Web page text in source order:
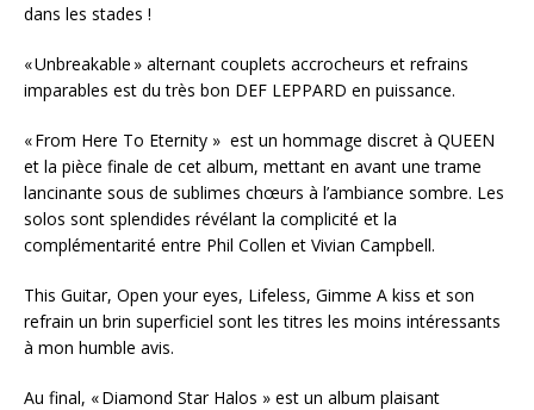
dans les stades !
« Unbreakable » alternant couplets accrocheurs et refrains
imparables est du très bon DEF LEPPARD en puissance.
« From Here To Eternity » est un hommage discret à QUEEN
et la pièce finale de cet album, mettant en avant une trame
lancinante sous de sublimes chœurs à l’ambiance sombre. Les
solos sont splendides révélant la complicité et la
complémentarité entre Phil Collen et Vivian Campbell.
This Guitar, Open your eyes, Lifeless, Gimme A kiss et son
refrain un brin superficiel sont les titres les moins intéressants
à mon humble avis.
Au final, « Diamond Star Halos » est un album plaisant